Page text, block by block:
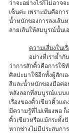
ว่าจะอย่างไรก็ไม่อาจ
เซ็นค่ะ เพราะมันคือกา
น้ำหนักของการลงเส้น
ลายเส้นให้สมบูรณ์นั้นเ
ความเสี่ยงในเ
ว่าการสักคิ้วคือการใช้
ศิลปะมาใช้อีกทั้งผู้สักเ
สีและน้ำหนักของมือค่อ
หลังลอกที่สมบูรณ์แบบแ
เรื่องของคิ้วเขียวคิ้วแ
มีความรู้ที่ไม่เพียงพอ
คิ้วเขียวหรือแม้กระทั้
หากช่างไม่มีประสบกา